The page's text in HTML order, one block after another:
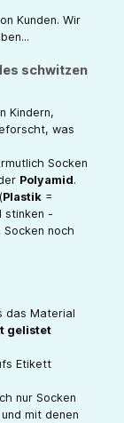
Kunden. Wir
schwitzen
Kindern,
was
Socken
Polyamid.
Plastik =
stinken -
noch
das Material
gelistet
Etikett
nur Socken
mit denen